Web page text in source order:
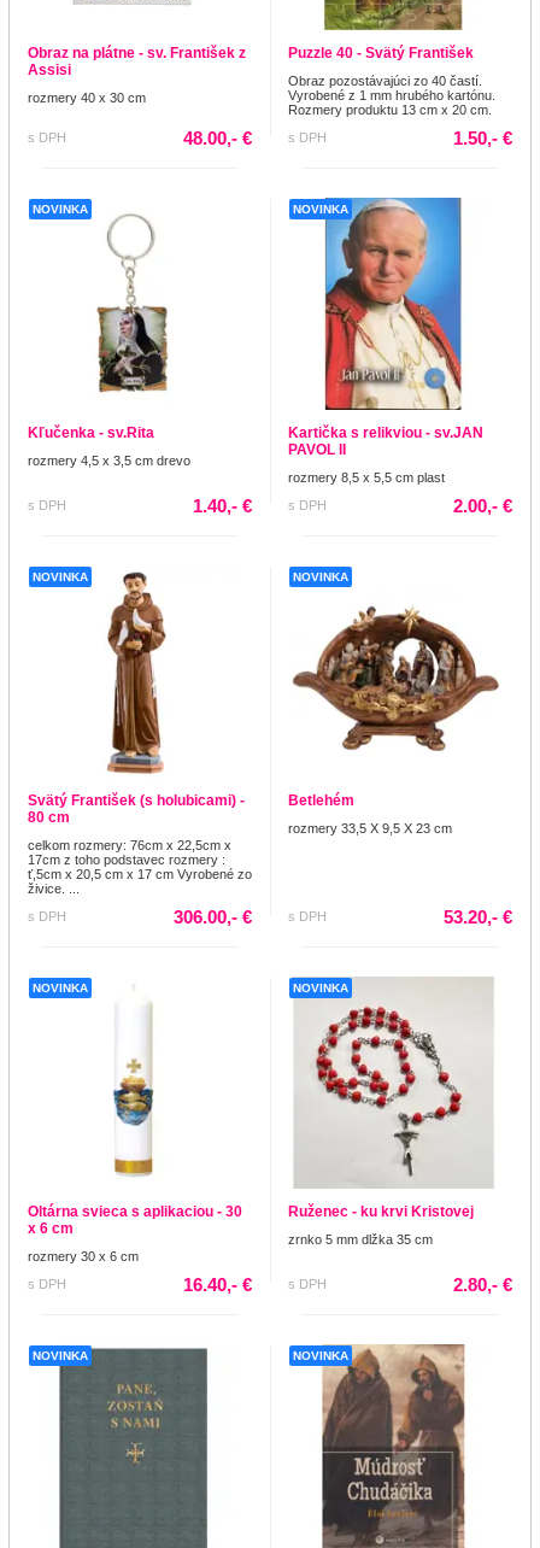
Obraz na plátne - sv. František z
Assisi
rozmery 40 x 30 cm
s DPH 48.00,- €
Puzzle 40 - Svätý František
Obraz pozostávajúci zo 40 častí.
Vyrobené z 1 mm hrubého kartónu.
Rozmery produktu 13 cm x 20 cm.
s DPH
1.50,- €
NOVINKA
Kľučenka - sv.Rita
rozmery 4,5 x 3,5 cm drevo
s DPH 1.40,- €
NOVINKA
Kartička s relikviou - sv.JAN
PAVOL II
rozmery 8,5 x 5,5 cm plast
s DPH
2.00,- €
NOVINKA
Svätý František (s holubicami) -
80 cm
celkom rozmery: 76cm x 22,5cm x
17cm z toho podstavec rozmery :
ť,5cm x 20,5 cm x 17 cm Vyrobené zo
živice. ...
s DPH
306.00,- €
NOVINKA
Betlehém
rozmery 33,5 X 9,5 X 23 cm
s DPH 53.20,- €
NOVINKA
Oltárna svieca s aplikaciou - 30
x 6 cm
rozmery 30 x 6 cm
s DPH
16.40,- €
NOVINKA
Ruženec - ku krvi Kristovej
zrnko 5 mm dlžka 35 cm
s DPH 2.80,- €
NOVINKA NOVINKA